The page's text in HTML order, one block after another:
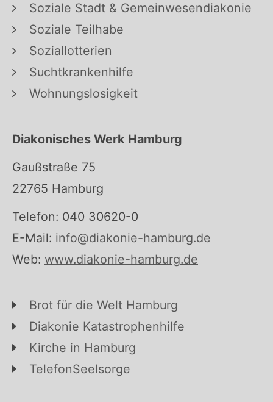
Soziale Stadt & Gemeinwesendiakonie
Soziale Teilhabe
Soziallotterien
Suchtkrankenhilfe
Wohnungslosigkeit
Diakonisches Werk Hamburg
Gaußstraße 75
22765 Hamburg
Telefon: 040 30620-0
E-Mail: info@diakonie-hamburg.de
Web: www.diakonie-hamburg.de
Brot für die Welt Hamburg
Diakonie Katastrophenhilfe
Kirche in Hamburg
TelefonSeelsorge